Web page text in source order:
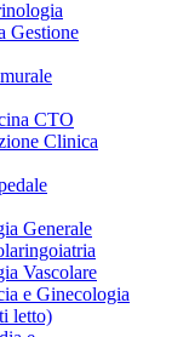
Gestione
CTO
Clinica
Generale
Vascolare
e Ginecologia
letto)